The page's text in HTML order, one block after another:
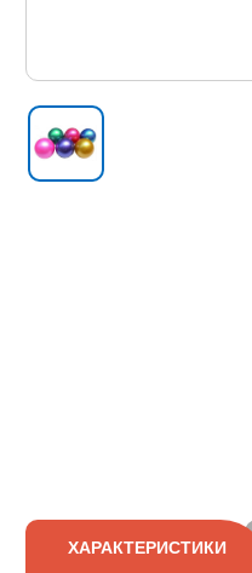
ХАРАКТЕРИСТИКИ